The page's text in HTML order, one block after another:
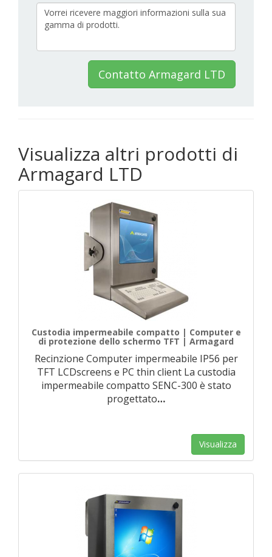
Contatto Armagard LTD
Visualizza altri prodotti di
Armagard LTD
Custodia impermeabile compatto | Computer e
di protezione dello schermo TFT | Armagard
Recinzione Computer impermeabile IP56 per
TFT LCDscreens e PC thin client La custodia
impermeabile compatto SENC-300 è stato
progettato…
Visualizza